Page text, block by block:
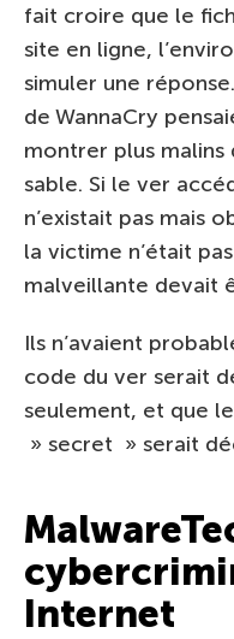
fait croire que le
site en ligne,
simuler une
de WannaCry
montrer plus malins
sable. Si le ver
n’existait pas mais
la victime n’était
malveillante devait
Ils n’avaient
code du ver serait
seulement, et que
» secret » serait
Internet